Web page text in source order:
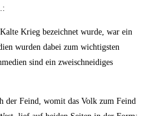
Krieg bezeichnet wurde, war ein
wurden dabei zum wichtigsten
sind ein zweischneidiges
der Feind, womit das Volk zum Feind